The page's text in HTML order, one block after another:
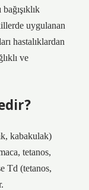
uygulanan
hastalıklardan
ve
kabakulak)
tetanos,
Td (tetanos,